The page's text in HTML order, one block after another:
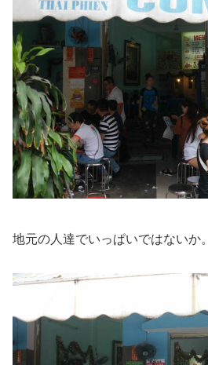
地元の人達でいっぱいではないか。